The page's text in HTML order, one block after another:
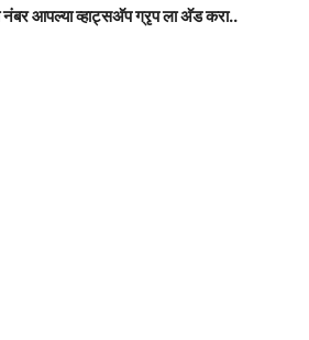
नंबर आपल्या व्हाट्सअ‍ॅप ग्रृप ला अ‍ॅड करा..